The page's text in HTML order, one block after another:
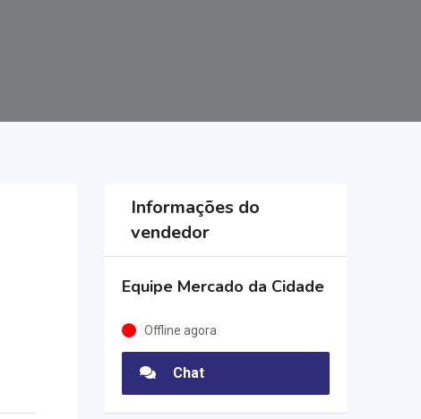
Informações do
vendedor
Equipe Mercado da Cidade
Offline agora
Chat